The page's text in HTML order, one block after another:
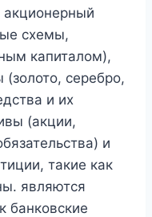
акционерный
схемы,
капиталом),
серебро,
и их
(акции,
и
такие как
являются
банковские